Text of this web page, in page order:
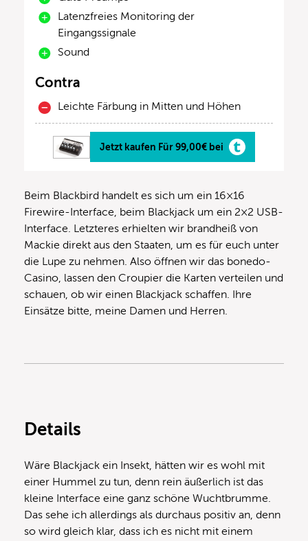
Latenzfreies Monitoring der
Eingangssignale
Sound
Contra
Leichte Färbung in Mitten und Höhen
Jetzt kaufen Für 99,00€ bei
Beim Blackbird handelt es sich um ein 16×16
Firewire-Interface, beim Blackjack um ein 2×2 USB-
Interface. Letzteres erhielten wir brandheiß von
Mackie direkt aus den Staaten, um es für euch unter
die Lupe zu nehmen. Also öffnen wir das bonedo-
Casino, lassen den Croupier die Karten verteilen und
schauen, ob wir einen Blackjack schaffen. Ihre
Einsätze bitte, meine Damen und Herren.
Details
Wäre Blackjack ein Insekt, hätten wir es wohl mit
einer Hummel zu tun, denn rein äußerlich ist das
kleine Interface eine ganz schöne Wuchtbrumme.
Das sehe ich allerdings als durchaus positiv an, denn
so wird gleich klar, dass ich es nicht mit einem